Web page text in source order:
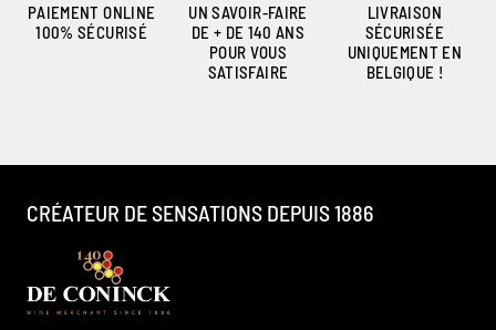
PAIEMENT ONLINE
100% SÉCURISÉ
UN SAVOIR-FAIRE
DE + DE 140 ANS
POUR VOUS
SATISFAIRE
LIVRAISON
SÉCURISÉE
UNIQUEMENT EN
BELGIQUE !
CRÉATEUR DE SENSATIONS DEPUIS 1886